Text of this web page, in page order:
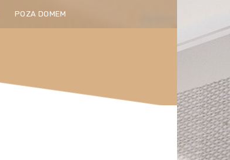
POZA DOMEM